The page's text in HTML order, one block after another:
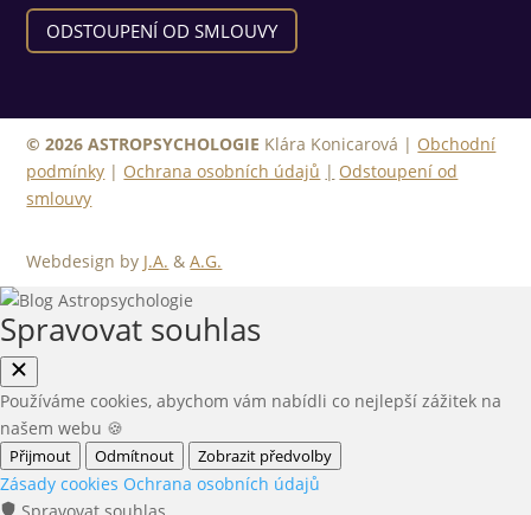
ODSTOUPENÍ OD SMLOUVY
© 2026 ASTROPSYCHOLOGIE Klára Konicarová | Obchodní
podmínky | Ochrana osobních údajů | Odstoupení od
smlouvy
Webdesign by J.A. &A.G.
Spravovat souhlas
Používáme cookies, abychom vám nabídli co nejlepší zážitek na
našem webu 🍪
Přijmout Odmítnout Zobrazit předvolby
Zásady cookies Ochrana osobních údajů